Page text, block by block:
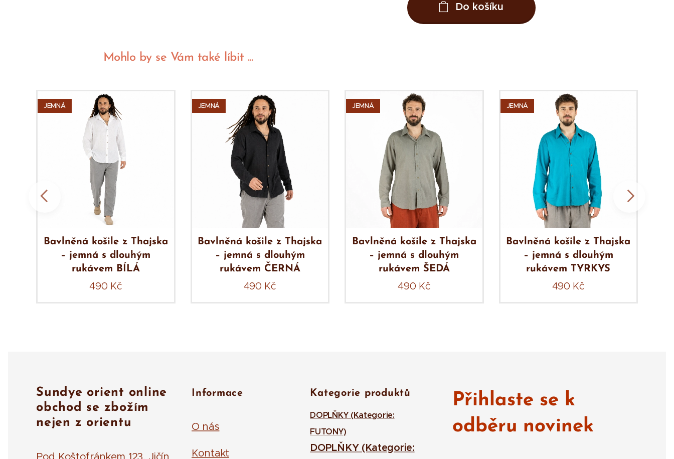
Do košíku
Mohlo by se Vám také líbit ...
Bavlněná košile z Thajska
– jemná s dlouhým
rukávem BÍLÁ
JEMNÁ
490 Kč
Bavlněná košile z Thajska
– jemná s dlouhým
rukávem ČERNÁ
JEMNÁ
490 Kč
Bavlněná košile z Thajska
– jemná s dlouhým
rukávem ŠEDÁ
JEMNÁ
490 Kč
Bavlněná košile z Thajska
– jemná s dlouhým
rukávem TYRKYS
JEMNÁ
490 Kč
Sundye orient online
obchod se zbožím
nejen z orientu
Informace
O nás
Kontakt
Kategorie produktů
DOPLŇKY (Kategorie:
FUTONY)
DOPLŇKY (Kategorie:
Přihlaste se k
odběru novinek